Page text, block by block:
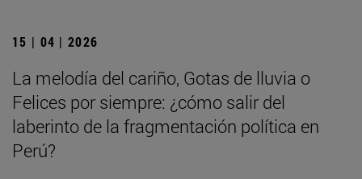
15 | 04 | 2026
La melodía del cariño, Gotas de lluvia o
Felices por siempre: ¿cómo salir del
laberinto de la fragmentación política en
Perú?